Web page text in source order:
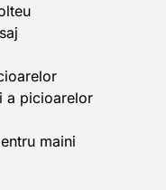
a picioarelor
maini